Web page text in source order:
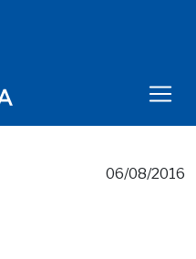
06/08/2016